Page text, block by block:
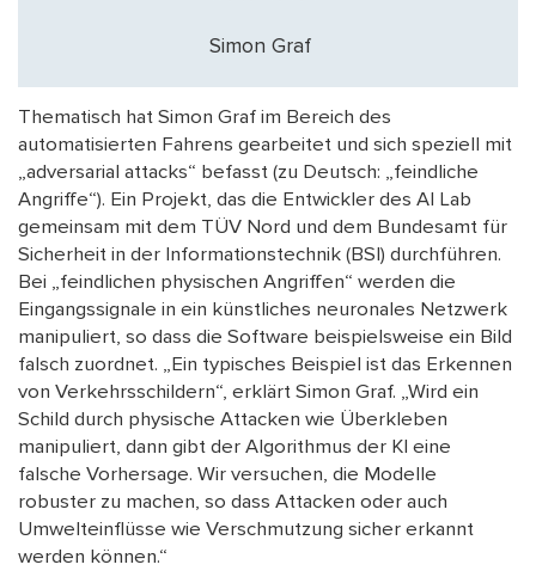
Simon Graf
Thematisch hat Simon Graf im Bereich des
automatisierten Fahrens gearbeitet und sich speziell mit
„adversarial attacks“ befasst (zu Deutsch: „feindliche
Angriffe“). Ein Projekt, das die Entwickler des AI Lab
gemeinsam mit dem TÜV Nord und dem Bundesamt für
Sicherheit in der Informationstechnik (BSI) durchführen.
Bei „feindlichen physischen Angriffen“ werden die
Eingangssignale in ein künstliches neuronales Netzwerk
manipuliert, so dass die Software beispielsweise ein Bild
falsch zuordnet. „Ein typisches Beispiel ist das Erkennen
von Verkehrsschildern“, erklärt Simon Graf. „Wird ein
Schild durch physische Attacken wie Überkleben
manipuliert, dann gibt der Algorithmus der KI eine
falsche Vorhersage. Wir versuchen, die Modelle
robuster zu machen, so dass Attacken oder auch
Umwelteinflüsse wie Verschmutzung sicher erkannt
werden können.“